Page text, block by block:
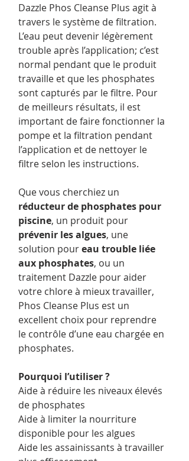
Dazzle Phos Cleanse Plus agit à
travers le système de filtration.
L’eau peut devenir légèrement
trouble après l’application; c’est
normal pendant que le produit
travaille et que les phosphates
sont capturés par le filtre. Pour
de meilleurs résultats, il est
important de faire fonctionner la
pompe et la filtration pendant
l’application et de nettoyer le
filtre selon les instructions.
Que vous cherchiez un
réducteur de phosphates pour
piscine, un produit pour
prévenir les algues, une
solution poureau trouble liée
aux phosphates, ou un
traitement Dazzle pour aider
votre chlore à mieux travailler,
Phos Cleanse Plus est un
excellent choix pour reprendre
le contrôle d’une eau chargée en
phosphates.
Pourquoi l’utiliser ?
Aide à réduire les niveaux élevés
de phosphates
Aide à limiter la nourriture
disponible pour les algues
Aide les assainissants à travailler